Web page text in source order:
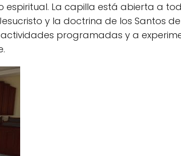
La capilla está abierta a
y la doctrina de los Santos de
actividades programadas y a